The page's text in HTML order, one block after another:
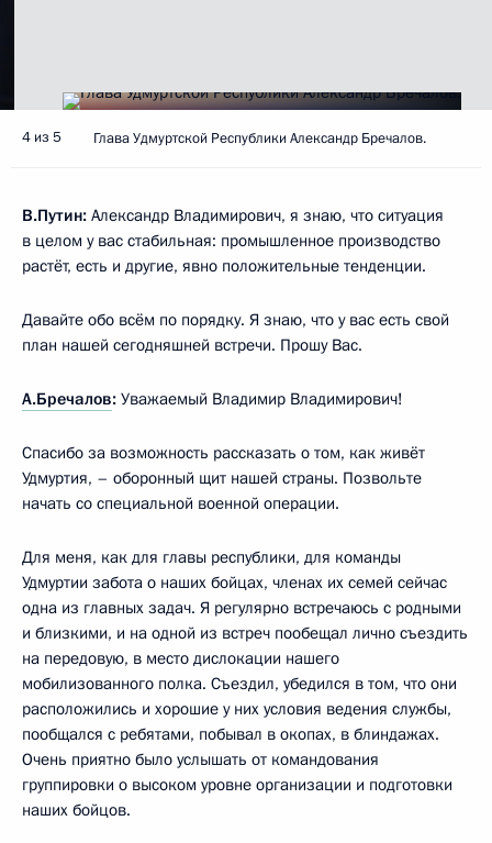
4 из 5 Глава Удмуртской Республики Александр Бречалов.
В.Путин: Александр Владимирович, я знаю, что ситуация
в целом у вас стабильная: промышленное производство
растёт, есть и другие, явно положительные тенденции.
Давайте обо всём по порядку. Я знаю, что у вас есть свой
план нашей сегодняшней встречи. Прошу Вас.
А.Бречалов: Уважаемый Владимир Владимирович!
Спасибо за возможность рассказать о том, как живёт
Удмуртия, – оборонный щит нашей страны. Позвольте
начать со специальной военной операции.
Для меня, как для главы республики, для команды
Удмуртии забота о наших бойцах, членах их семей сейчас
одна из главных задач. Я регулярно встречаюсь с родными
и близкими, и на одной из встреч пообещал лично съездить
на передовую, в место дислокации нашего
мобилизованного полка. Съездил, убедился в том, что они
расположились и хорошие у них условия ведения службы,
пообщался с ребятами, побывал в окопах, в блиндажах.
Очень приятно было услышать от командования
группировки о высоком уровне организации и подготовки
наших бойцов.